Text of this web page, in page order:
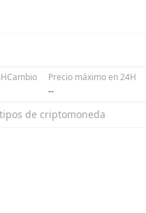
Precio máximo en 24H
--
de criptomoneda